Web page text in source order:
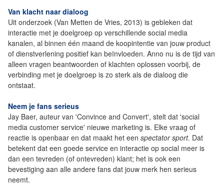
Van klacht naar dialoog
Uit onderzoek (Van Metten de Vries, 2013) is gebleken dat
interactie met je doelgroep op verschillende social media
kanalen, al binnen één maand de koopintentie van jouw product
of dienstverlening positief kan beïnvloeden. Anno nu is de tijd van
alleen vragen beantwoorden of klachten oplossen voorbij, de
verbinding met je doelgroep is zo sterk als de dialoog die
ontstaat.
Neem je fans serieus
Jay Baer, auteur van 'Convince and Convert', stelt dat 'social
media customer service' nieuwe marketing is. Elke vraag of
reactie is openbaar en dat maakt het een spectator sport. Dat
betekent dat een goede service en interactie op social meer is
dan een tevreden (of ontevreden) klant; het is ook een
bevestiging aan alle andere fans dat jouw merk hen serieus
neemt.